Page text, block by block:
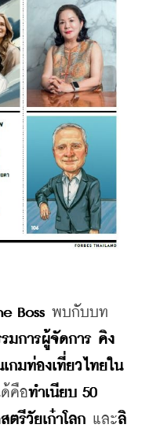
Boss พบกับบท
มการผู้จัดการ คิง
กมท่องเที่ยวไทยใน
คือทำเนียบ 50
รีวัยเก๋าโลก และลิ